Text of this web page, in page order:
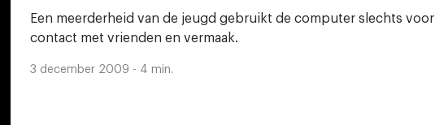
Een meerderheid van de jeugd gebruikt de computer slechts voor
contact met vrienden en vermaak.
3 december 2009 - 4 min.